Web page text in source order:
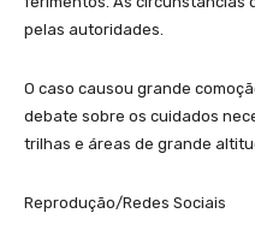
pelas autoridades.
O caso causou grande
debate sobre os cuidados
trilhas e áreas de grande
Reprodução/Redes Sociais